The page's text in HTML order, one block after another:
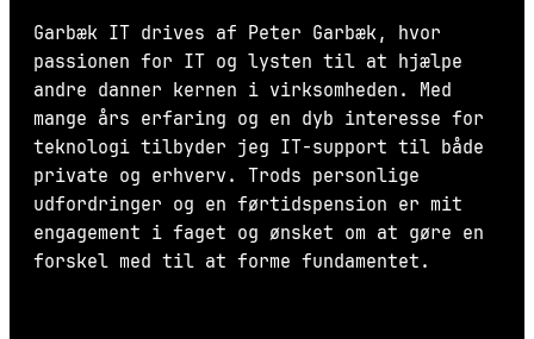
Garbæk IT drives af Peter Garbæk, hvor
passionen for IT og lysten til at hjælpe
andre danner kernen i virksomheden. Med
mange års erfaring og en dyb interesse for
teknologi tilbyder jeg IT-support til både
private og erhverv. Trods personlige
udfordringer og en førtidspension er mit
engagement i faget og ønsket om at gøre en
forskel med til at forme fundamentet.